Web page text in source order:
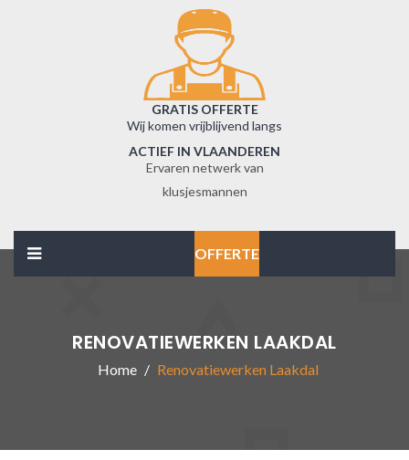
GRATIS OFFERTE
Wij komen vrijblijvend langs
ACTIEF IN VLAANDEREN
Ervaren netwerk van
klusjesmannen
OFFERTE
RENOVATIEWERKEN LAAKDAL
Home Renovatiewerken Laakdal